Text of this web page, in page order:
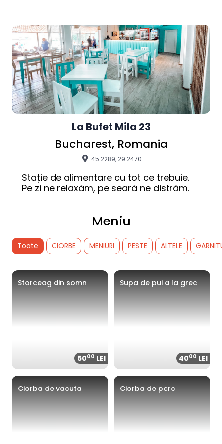
La Bufet Mila 23
Bucharest, Romania
45.2289, 29.2470
Stație de alimentare cu tot ce trebuie.
Pe zi ne relaxăm, pe seară ne distrăm.
Meniu
Toate CIORBE MENIURI PESTE ALTELE
Storceag din somn
5000 LEI
Supa de pui a la grec
4000 LEI
Ciorba de vacuta Ciorba de porc